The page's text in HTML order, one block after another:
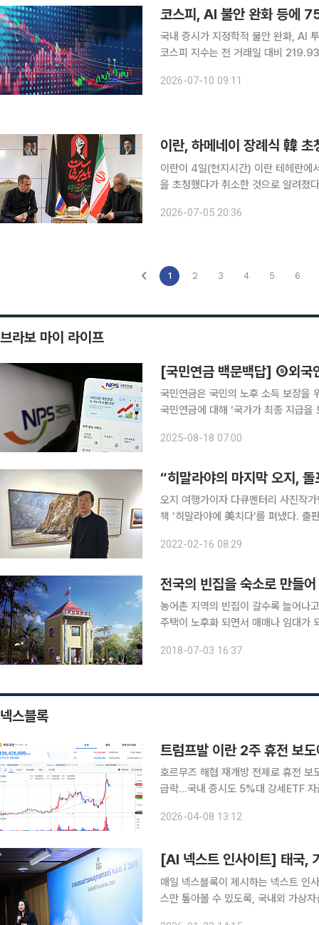
코스피, AI 불안 완화 등에
국내 증시가 지정학적 불안 완화, AI 투자 기
코스피 지수는 전 거래일 대비 219.93
정밀기기(3.54%), 전기·전자(3
2026-07-10 09:11
이란, 하메네이 장례식 韓
이란이 4일(현지시간) 이란 테헤란에
을 초청했다가 취소한 것으로 알려졌다. 5일 연합뉴스는 외교 소식통을 인용해 정부는 공식
에 참석하겠다는 계획을 세웠다. 하지
2026-07-05 20:36
1 2 3 4 5 6
브라보 마이 라이프
[국민연금 백문백답] ⑤외국
국민연금은 국민의 노후 소득 보장을
국민연금에 대해 ‘국가가 최종 지급
것을 상세하게 소개하고, 가장 효율
2025-08-18 07:00
“히말라야의 마지막 오지,
오지 여행가이자 다큐멘터리 사진작
책 ‘히말라야에 美치다’를 펴냈다.
였다. 그는 30여 년간 매일경제, 서울
2022-02-16 08:29
전국의 빈집을 숙소로 만들
농어촌 지역의 빈집이 갈수록 늘어나
주택이 노후화 되면서 매매나 임대가
빈집현황 중 농어촌 읍·면 지역의 빈
2018-07-03 16:37
넥스블록
트럼프발 이란 2주 휴전 보
호르무즈 해협 재개방 전제로 휴전
급락…국내 증시도 5%대 강세ETF
오자, 비트코인을 포함한 글로벌 위험
2026-04-08 13:12
매일 넥스블록이 제시하는 넥스트
스만 톺아볼 수 있도록, 국내외 가상